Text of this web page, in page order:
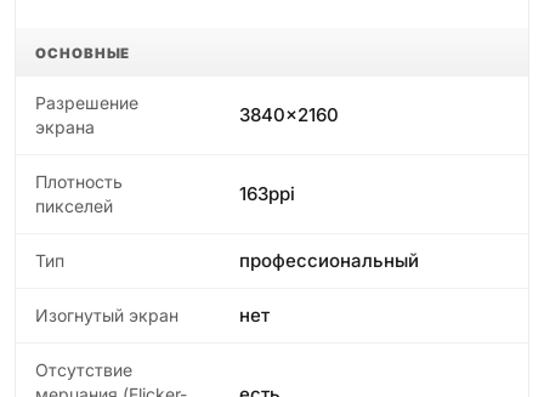
ОСНОВНЫЕ
Разрешение
экрана
3840x2160
Плотность
пикселей
163ppi
Тип профессиональный
Изогнутый экран нет
Отсутствие